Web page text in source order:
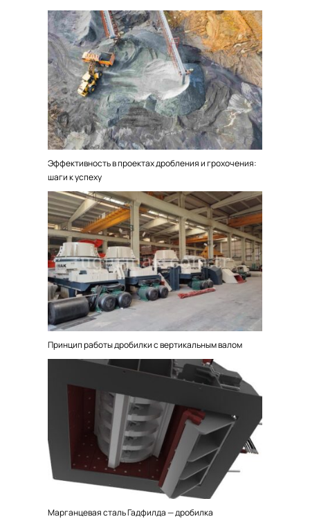
Эффективность в проектах дробления и грохочения:
шаги к успеху
Принцип работы дробилки с вертикальным валом
Марганцевая сталь Гадфилда — дробилка